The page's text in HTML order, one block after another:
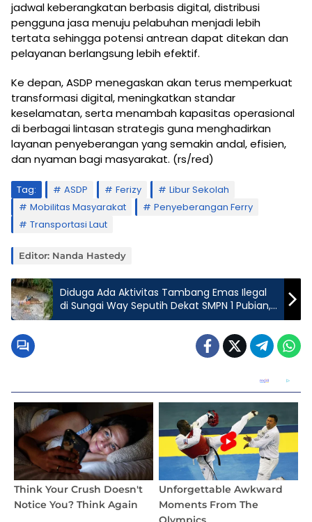
jadwal keberangkatan berbasis digital, distribusi
pengguna jasa menuju pelabuhan menjadi lebih
tertata sehingga potensi antrean dapat ditekan dan
pelayanan berlangsung lebih efektif.
Ke depan, ASDP menegaskan akan terus memperkuat
transformasi digital, meningkatkan standar
keselamatan, serta menambah kapasitas operasional
di berbagai lintasan strategis guna menghadirkan
layanan penyeberangan yang semakin andal, efisien,
dan nyaman bagi masyarakat. (rs/red)
Tag: ASDP Ferizy
Libur Sekolah
Mobilitas Masyarakat
Penyeberangan Ferry
Transportasi Laut
Editor: Nanda Hastedy
Diduga Ada Aktivitas Tambang Emas Ilegal
di Sungai Way Seputih Dekat SMPN 1 Pubian,
Warga Desak Aparat Turun Tangan